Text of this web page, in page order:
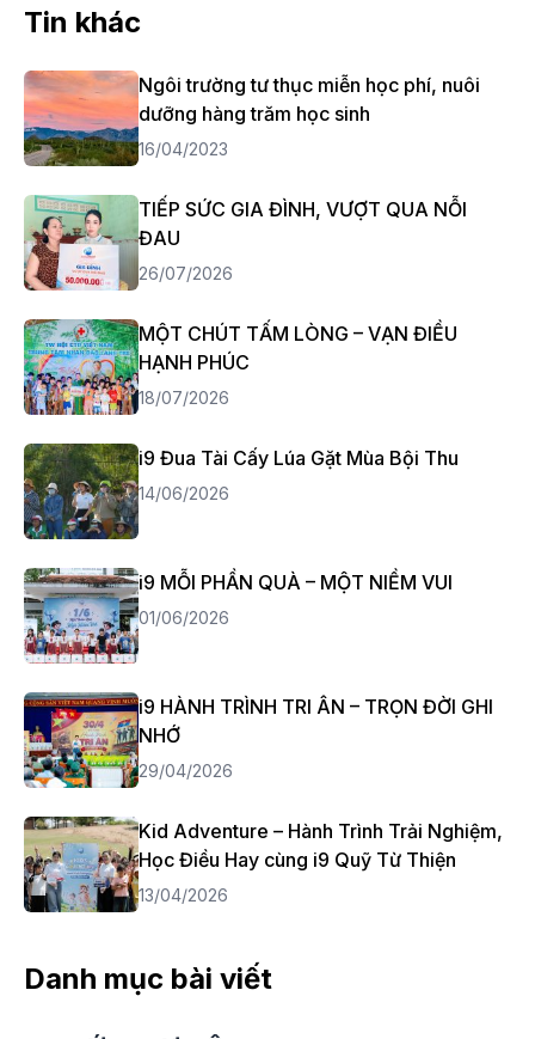
Tin khác
Ngôi trường tư thục miễn học phí, nuôi
dưỡng hàng trăm học sinh
16/04/2023
TIẾP SỨC GIA ĐÌNH, VƯỢT QUA NỖI
ĐAU
26/07/2026
MỘT CHÚT TẤM LÒNG – VẠN ĐIỀU
HẠNH PHÚC
18/07/2026
i9 Đua Tài Cấy Lúa Gặt Mùa Bội Thu
14/06/2026
i9 MỖI PHẦN QUÀ – MỘT NIỀM VUI
01/06/2026
i9 HÀNH TRÌNH TRI ÂN – TRỌN ĐỜI GHI
NHỚ
29/04/2026
Kid Adventure – Hành Trình Trải Nghiệm,
Học Điều Hay cùng i9 Quỹ Từ Thiện
13/04/2026
Danh mục bài viết